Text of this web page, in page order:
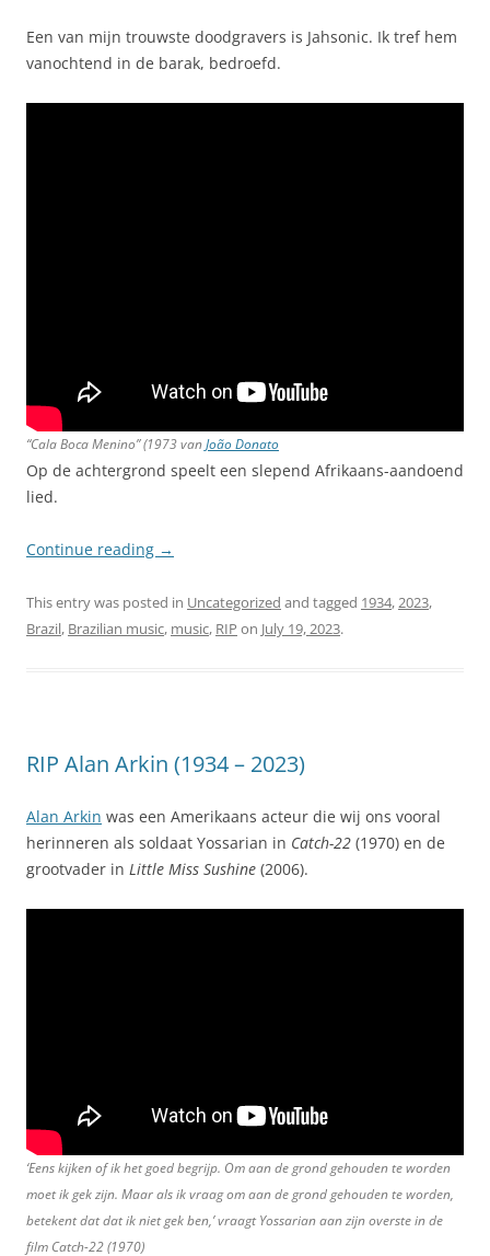
Een van mijn trouwste doodgravers is Jahsonic. Ik tref hem
vanochtend in de barak, bedroefd.
“Cala Boca Menino” (1973 vanJoão Donato
Op de achtergrond speelt een slepend Afrikaans-aandoend
lied.
Continue reading →
This entry was posted in Uncategorized and tagged 1934,2023,
Brazil, Brazilian music, music, RIP on July 19, 2023.
RIP Alan Arkin (1934 – 2023)
Alan Arkin was een Amerikaans acteur die wij ons vooral
herinneren als soldaat Yossarian in Catch-22 (1970) en de
grootvader in Little Miss Sushine (2006).
‘Eens kijken of ik het goed begrijp. Om aan de grond gehouden te worden
moet ik gek zijn. Maar als ik vraag om aan de grond gehouden te worden,
betekent dat dat ik niet gek ben,’ vraagt Yossarian aan zijn overste in de
film Catch-22(1970)